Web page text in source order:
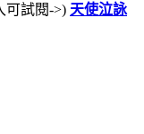
可試閱->) 天使泣詠